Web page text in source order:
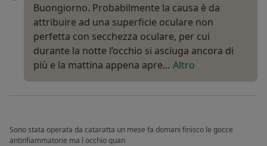
Buongiorno. Probabilmente la causa è da
attribuire ad una superficie oculare non
perfetta con secchezza oculare, per cui
durante la notte l’occhio si asciuga ancora di
più e la mattina appena apre… Altro
Sono stata operata da cataratta un mese fa domani finisco le gocce
antinfiammatorie ma l occhio quan